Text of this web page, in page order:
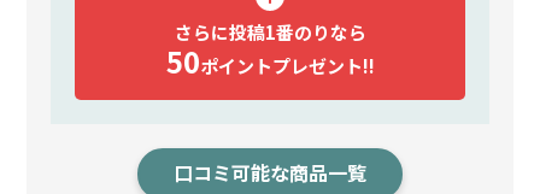
さらに投稿1番のりなら
50ポイントプレゼント!!
口コミ可能な商品一覧